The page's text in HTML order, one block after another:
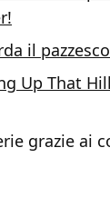
il
Up That
grazie ai